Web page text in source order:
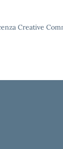
Creative